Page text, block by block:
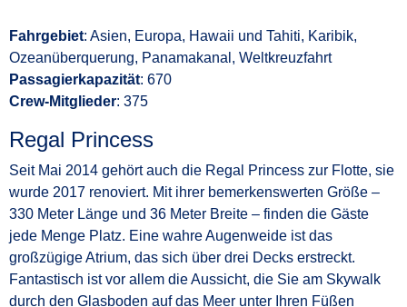
Fahrgebiet: Asien, Europa, Hawaii und Tahiti, Karibik,
Ozeanüberquerung, Panamakanal, Weltkreuzfahrt
Passagierkapazität: 670
Crew-Mitglieder: 375
Regal Princess
Seit Mai 2014 gehört auch die Regal Princess zur Flotte, sie
wurde 2017 renoviert. Mit ihrer bemerkenswerten Größe –
330 Meter Länge und 36 Meter Breite – finden die Gäste
jede Menge Platz. Eine wahre Augenweide ist das
großzügige Atrium, das sich über drei Decks erstreckt.
Fantastisch ist vor allem die Aussicht, die Sie am Skywalk
durch den Glasboden auf das Meer unter Ihren Füßen